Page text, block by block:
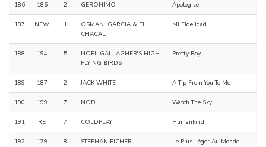
186 186 2 GERONIMO Apologize
187 NEW 1
OSMANI GARCIA & EL
CHACAL
Mi Fidelidad
188 194 5
NOEL GALLAGHER'S HIGH
FLYING BIRDS
Pretty Boy
189 187 2 JACK WHITE A Tip From You To Me
190 199 7 NOD Watch The Sky
191 RE 7 COLDPLAY Humankind
192 179 8 STEPHAN EICHER Le Plus Léger Au Monde